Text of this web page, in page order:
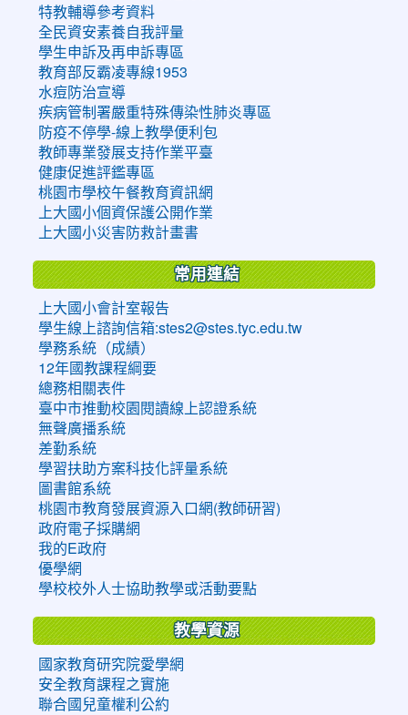
特教輔導參考資料
全民資安素養自我評量
學生申訴及再申訴專區
教育部反霸凌專線1953
水痘防治宣導
疾病管制署嚴重特殊傳染性肺炎專區
防疫不停學-線上教學便利包
教師專業發展支持作業平臺
健康促進評鑑專區
桃園市學校午餐教育資訊網
上大國小個資保護公開作業
上大國小災害防救計畫書
常用連結
上大國小會計室報告
學生線上諮詢信箱:stes2@stes.tyc.edu.tw
學務系統（成績）
12年國教課程綱要
總務相關表件
臺中市推動校園閱讀線上認證系統
無聲廣播系統
差勤系統
學習扶助方案科技化評量系統
圖書館系統
桃園市教育發展資源入口網(教師研習)
政府電子採購網
我的E政府
優學網
學校校外人士協助教學或活動要點
教學資源
國家教育研究院愛學網
安全教育課程之實施
聯合國兒童權利公約